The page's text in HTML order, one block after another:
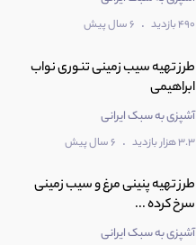
490 بازدید . 6 سال پیش
طرز تهیه سیب زمینی تنوری نواب
ابراهیمی
آشپزی به سبک ایرانی
3.3 هزار بازدید . 6 سال پیش
طرز تهیه پنینی مرغ و سیب زمینی
سرخ کرده ...
آشپزی به سبک ایرانی